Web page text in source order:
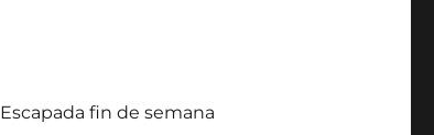
Escapada fin de semana